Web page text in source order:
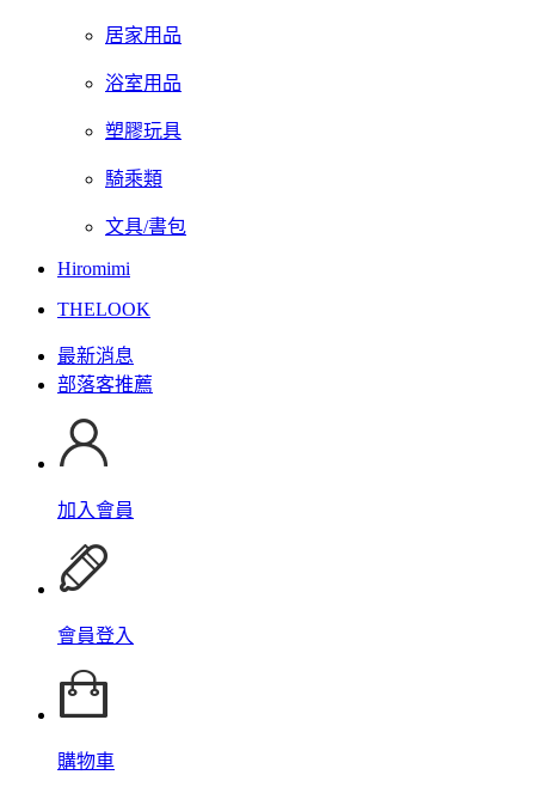
居家用品
浴室用品
塑膠玩具
騎乘類
文具/書包
Hiromimi
THELOOK
最新消息
部落客推薦
加入會員
會員登入
購物車